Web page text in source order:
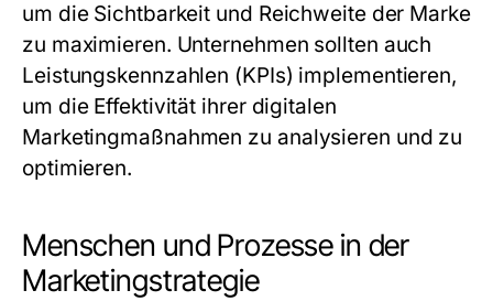
um die Sichtbarkeit und Reichweite der Marke
zu maximieren. Unternehmen sollten auch
Leistungskennzahlen (KPIs) implementieren,
um die Effektivität ihrer digitalen
Marketingmaßnahmen zu analysieren und zu
optimieren.
Menschen und Prozesse in der
Marketingstrategie